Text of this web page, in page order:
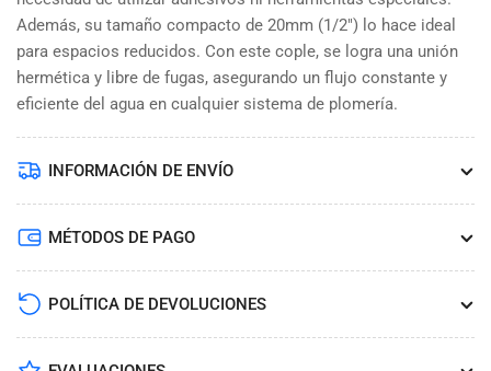
Además, su tamaño compacto de 20mm (1/2") lo hace ideal
para espacios reducidos. Con este cople, se logra una unión
hermética y libre de fugas, asegurando un flujo constante y
eficiente del agua en cualquier sistema de plomería.
INFORMACIÓN DE ENVÍO
MÉTODOS DE PAGO
POLÍTICA DE DEVOLUCIONES